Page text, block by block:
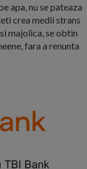
apa, nu se pateaza
crea medii strans
majolica, se obtin
fara a renunta